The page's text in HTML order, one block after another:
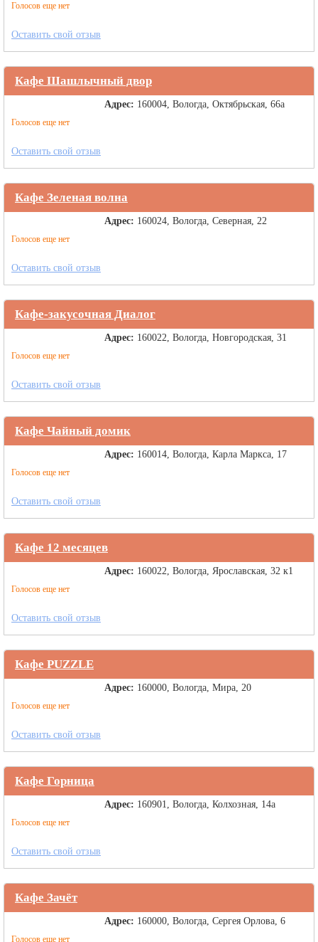
Голосов еще нет
Оставить свой отзыв
Кафе Шашлычный двор
Голосов еще нет
Адрес: 160004, Вологда, Октябрьская, 66а
Оставить свой отзыв
Кафе Зеленая волна
Голосов еще нет
Адрес: 160024, Вологда, Северная, 22
Оставить свой отзыв
Кафе-закусочная Диалог
Голосов еще нет
Адрес: 160022, Вологда, Новгородская, 31
Оставить свой отзыв
Кафе Чайный домик
Голосов еще нет
Адрес: 160014, Вологда, Карла Маркса, 17
Оставить свой отзыв
Кафе 12 месяцев
Голосов еще нет
Адрес: 160022, Вологда, Ярославская, 32 к1
Оставить свой отзыв
Кафе PUZZLE
Голосов еще нет
Адрес: 160000, Вологда, Мира, 20
Оставить свой отзыв
Кафе Горница
Голосов еще нет
Адрес: 160901, Вологда, Колхозная, 14а
Оставить свой отзыв
Кафе Зачёт
Голосов еще нет
Адрес: 160000, Вологда, Сергея Орлова, 6